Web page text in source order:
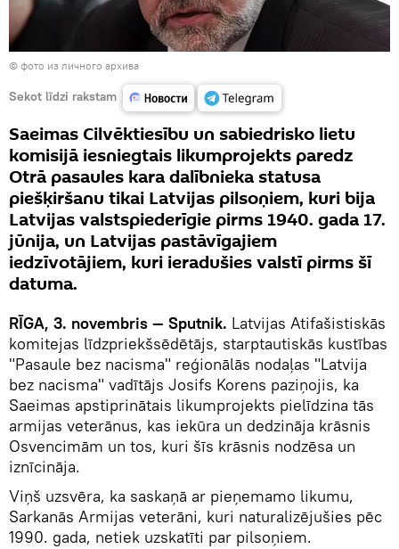
© фото из личного архива
Sekot līdzi rakstam
Saeimas Cilvēktiesību un sabiedrisko lietu
komisijā iesniegtais likumprojekts paredz
Otrā pasaules kara dalībnieka statusa
piešķiršanu tikai Latvijas pilsoņiem, kuri bija
Latvijas valstspiederīgie pirms 1940. gada 17.
jūnija, un Latvijas pastāvīgajiem
iedzīvotājiem, kuri ieradušies valstī pirms šī
datuma.
RĪGA, 3. novembris — Sputnik. Latvijas Atifašistiskās
komitejas līdzpriekšsēdētājs, starptautiskās kustības
"Pasaule bez nacisma" reģionālās nodaļas "Latvija
bez nacisma" vadītājs Josifs Korens paziņojis, ka
Saeimas apstiprinātais likumprojekts pielīdzina tās
armijas veterānus, kas iekūra un dedzināja krāsnis
Osvencimām un tos, kuri šīs krāsnis nodzēsa un
iznīcināja.
Viņš uzsvēra, ka saskaņā ar pieņemamo likumu,
Sarkanās Armijas veterāni, kuri naturalizējušies pēc
1990. gada, netiek uzskatīti par pilsoņiem.